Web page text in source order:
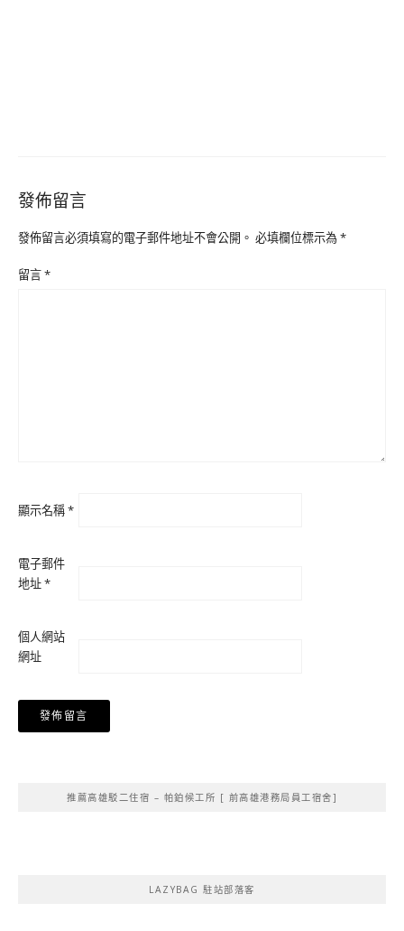
發佈留言
發佈留言必須填寫的電子郵件地址不會公開。 必填欄位標示為*
留言*
顯示名稱*
電子郵件
地址*
個人網站
網址
推薦高雄駁二住宿 – 帕鉑候工所 [ 前高雄港務局員工宿舍]
LAZYBAG 駐站部落客